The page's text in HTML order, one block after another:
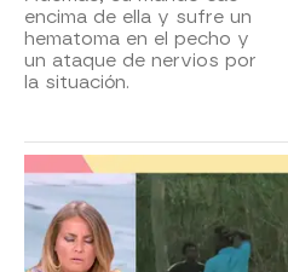
encima de ella y sufre un
hematoma en el pecho y
un ataque de nervios por
la situación.